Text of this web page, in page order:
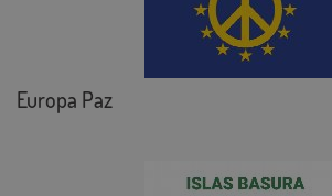
Europa Paz